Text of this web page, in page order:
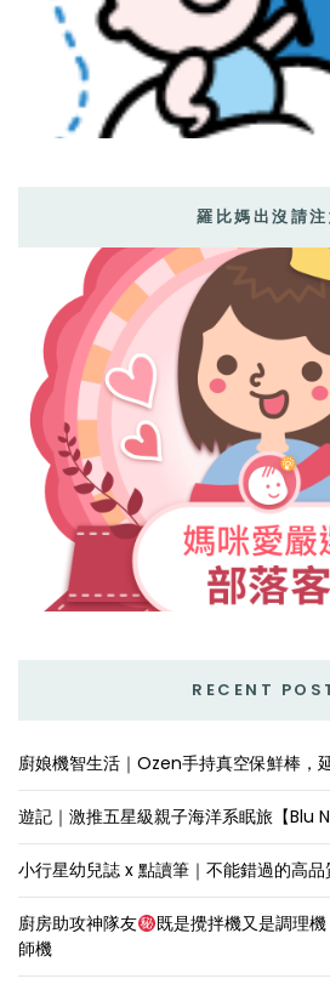
羅比媽出沒請注
RECENT
廚娘機智生活｜Ozen手持真空保鮮棒，
遊記｜激推五星級親子海洋系眠旅【Blu
小行星幼兒誌 x 點讀筆｜不能錯過的高
廚房助攻神隊友
既是攪拌機又是調理
師機